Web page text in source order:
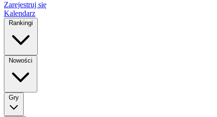
Zarejestruj się
Kalendarz
Rankingi
Nowości
Gry